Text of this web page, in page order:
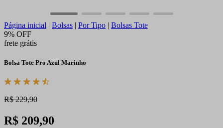
Página inicial | Bolsas | Por Tipo | Bolsas Tote
9% OFF
frete grátis
Bolsa Tote Pro Azul Marinho
R$ 229,90
R$ 209,90